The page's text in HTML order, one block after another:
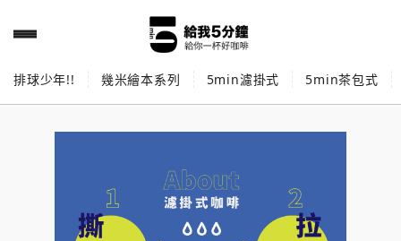
排球少年!! 幾米繪本系列 5min濾掛式 5min茶包式